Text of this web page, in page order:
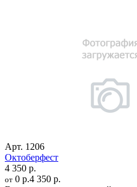
Арт. 1206
Октоберфест
4 350 р.
от 0 р.4 350 р.